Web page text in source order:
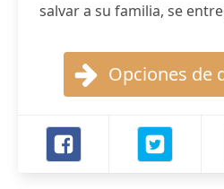
salvar a su familia, se
Opciones de